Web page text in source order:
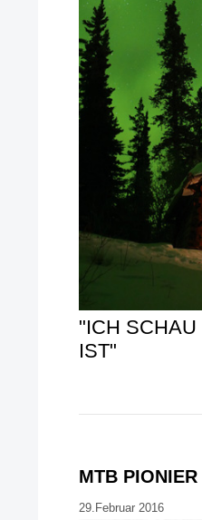
"ICH
IST"
MTB
29.Februar 2016